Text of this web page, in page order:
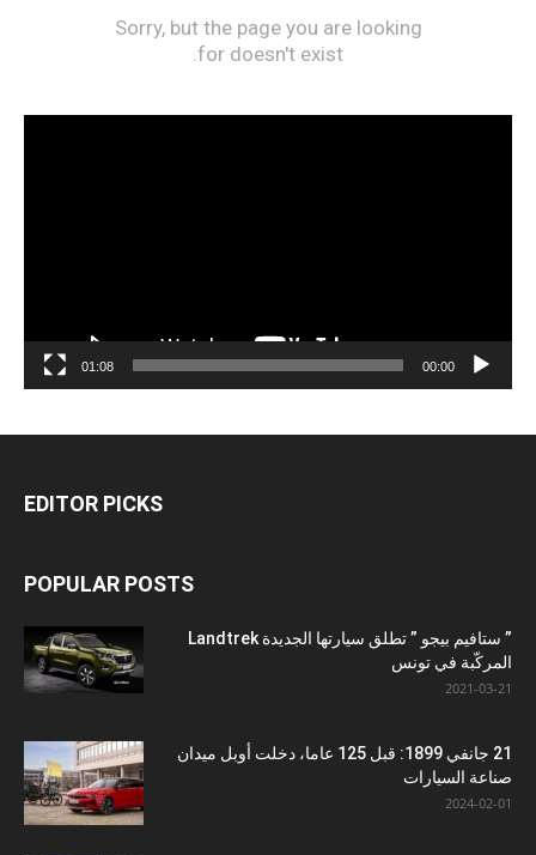
00:00
01:08
EDITOR PICKS
POPULAR POSTS
” ستافيم بيجو ” تطلق سيارتها الجديدة Landtrek
المركّبة في تونس
2021-03-21
21 جانفي 1899: قبل 125 عاما، دخلت أوبل ميدان
صناعة السيارات
2024-02-01